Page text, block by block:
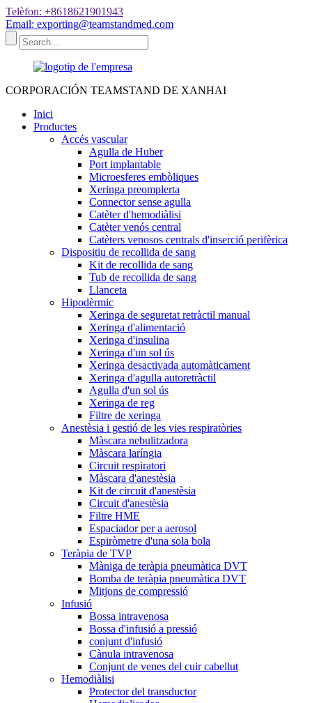
Telèfon: +8618621901943
Email: exporting@teamstandmed.com
CORPORACIÓN TEAMSTAND DE XANHAI
Inici
Productes
Accés vascular
Agulla de Huber
Port implantable
Microesferes embòliques
Xeringa preomplerta
Connector sense agulla
Catèter d'hemodiàlisi
Catèter venós central
Catèters venosos centrals d'inserció perifèrica
Dispositiu de recollida de sang
Kit de recollida de sang
Tub de recollida de sang
Llanceta
Hipodèrmic
Xeringa de seguretat retràctil manual
Xeringa d'alimentació
Xeringa d'insulina
Xeringa d'un sol ús
Xeringa desactivada automàticament
Xeringa d'agulla autoretràctil
Agulla d'un sol ús
Xeringa de reg
Filtre de xeringa
Anestèsia i gestió de les vies respiratòries
Màscara nebulitzadora
Màscara laríngia
Circuit respiratori
Màscara d'anestèsia
Kit de circuit d'anestèsia
Circuit d'anestèsia
Filtre HME
Espaciador per a aerosol
Espiròmetre d'una sola bola
Teràpia de TVP
Màniga de teràpia pneumàtica DVT
Bomba de teràpia pneumàtica DVT
Mitjons de compressió
Infusió
Bossa intravenosa
Bossa d'infusió a pressió
conjunt d'infusió
Cànula intravenosa
Conjunt de venes del cuir cabellut
Hemodiàlisi
Protector del transductor